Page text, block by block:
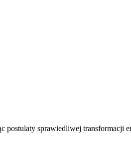
postulaty sprawiedliwej transformacji